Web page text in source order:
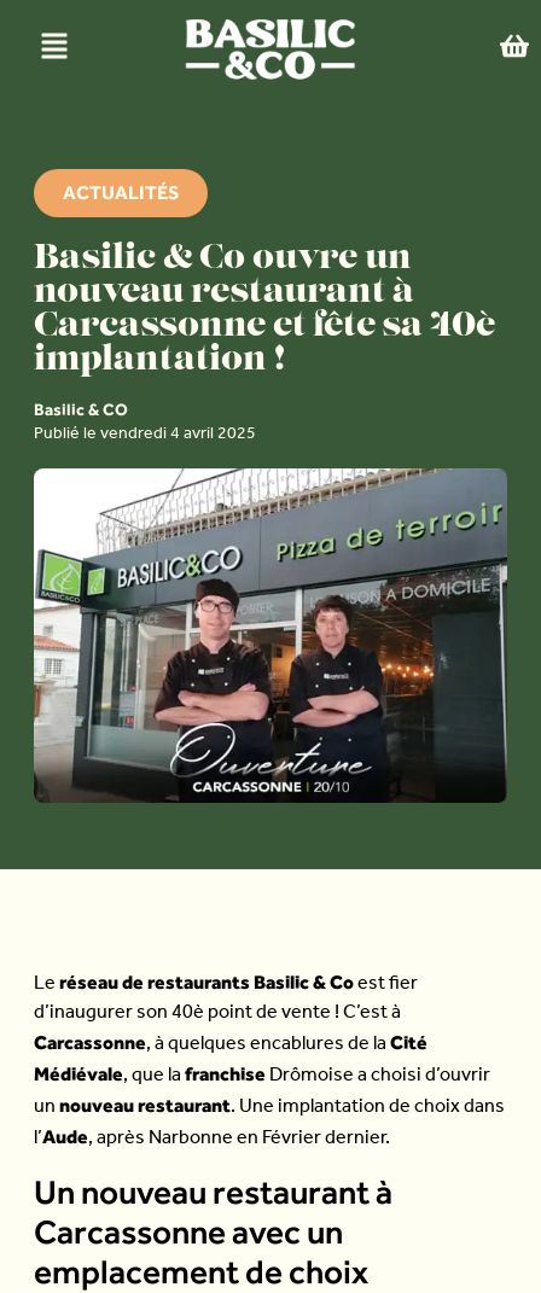
ACTUALITÉS
Basilic & Co ouvre un
nouveau restaurant à
Carcassonne et fête sa 40è
implantation !
Basilic & CO
Publié le vendredi 4 avril 2025
Le réseau de restaurants Basilic & Coest fier
d’inaugurer son 40è point de vente ! C’est à
Carcassonne, à quelques encablures de la Cité
Médiévale, que la franchiseDrômoise a choisi d’ouvrir
un nouveau restaurant. Une implantation de choix dans
l’Aude, après Narbonne en Février dernier.
Un nouveau restaurant à
Carcassonne avec un
emplacement de choix